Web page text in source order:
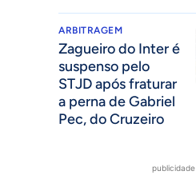
ARBITRAGEM
Zagueiro do Inter é
suspenso pelo
STJD após fraturar
a perna de Gabriel
Pec, do Cruzeiro
publicidade